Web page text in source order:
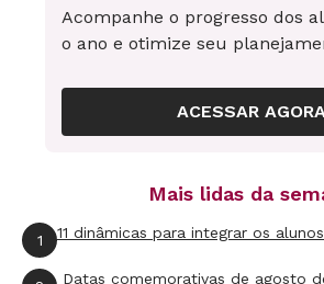
situação-problema era avisar a
aula, sobre os cuidados com o
aquário da classe.
Neste momento, deve ser
Então, a proposta para a minha
Acompanhe o progresso dos
o ano e otimize seu
ACESSAR
Mais lidas da
1 11 dinâmicas para integrar os
Datas comemorativas de agosto